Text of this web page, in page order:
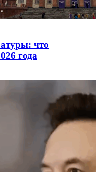
что
года